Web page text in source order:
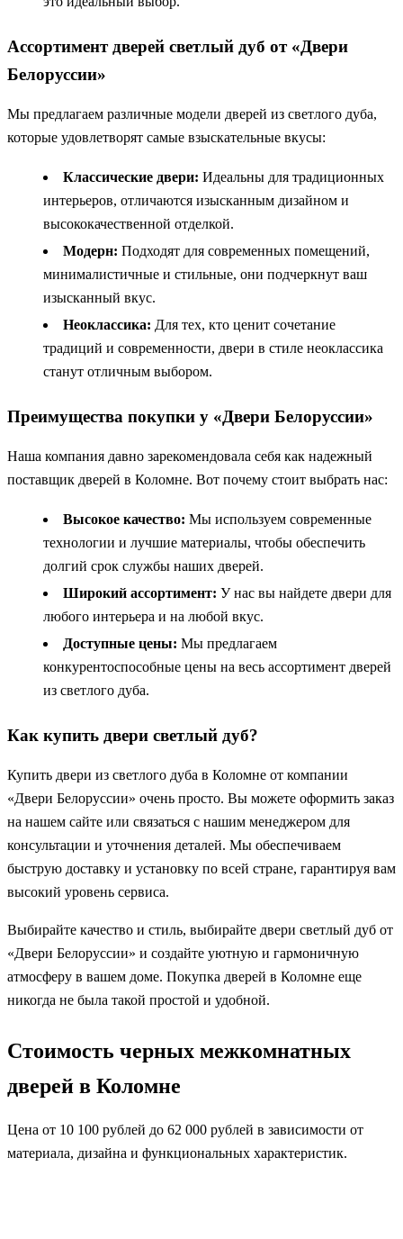
Ассортимент дверей светлый дуб от «Двери
Белоруссии»
Мы предлагаем различные модели дверей из светлого дуба,
которые удовлетворят самые взыскательные вкусы:
Классические двери: Идеальны для традиционных
интерьеров, отличаются изысканным дизайном и
высококачественной отделкой.
Модерн: Подходят для современных помещений,
минималистичные и стильные, они подчеркнут ваш
изысканный вкус.
Неоклассика: Для тех, кто ценит сочетание
традиций и современности, двери в стиле неоклассика
станут отличным выбором.
Преимущества покупки у «Двери Белоруссии»
Наша компания давно зарекомендовала себя как надежный
поставщик дверей в Коломне. Вот почему стоит выбрать нас:
Высокое качество: Мы используем современные
технологии и лучшие материалы, чтобы обеспечить
долгий срок службы наших дверей.
Широкий ассортимент: У нас вы найдете двери для
любого интерьера и на любой вкус.
Доступные цены: Мы предлагаем
конкурентоспособные цены на весь ассортимент дверей
из светлого дуба.
Как купить двери светлый дуб?
Купить двери из светлого дуба в Коломне от компании
«Двери Белоруссии» очень просто. Вы можете оформить заказ
на нашем сайте или связаться с нашим менеджером для
консультации и уточнения деталей. Мы обеспечиваем
быструю доставку и установку по всей стране, гарантируя вам
высокий уровень сервиса.
Выбирайте качество и стиль, выбирайте двери светлый дуб от
«Двери Белоруссии» и создайте уютную и гармоничную
атмосферу в вашем доме. Покупка дверей в Коломне еще
никогда не была такой простой и удобной.
Стоимость черных межкомнатных
дверей в Коломне
Цена от 10 100 рублей до 62 000 рублей в зависимости от
материала, дизайна и функциональных характеристик.